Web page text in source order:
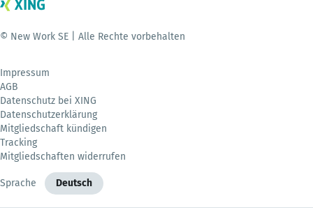
© New Work SE | Alle Rechte vorbehalten
Impressum
AGB
Datenschutz bei XING
Datenschutzerklärung
Mitgliedschaft kündigen
Tracking
Mitgliedschaften widerrufen
Sprache Deutsch